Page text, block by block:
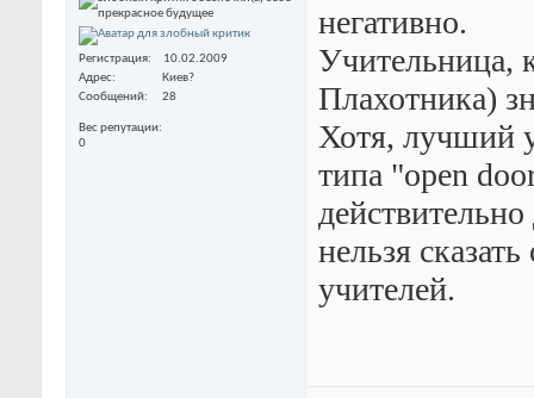
Регистрация
10.02.2009
Адрес
Киев?
Сообщений
28
Вес репутации
0
негативно.
Учительница,
Плахотника)
Хотя, лучший
типа "open
нельзя
учителей.